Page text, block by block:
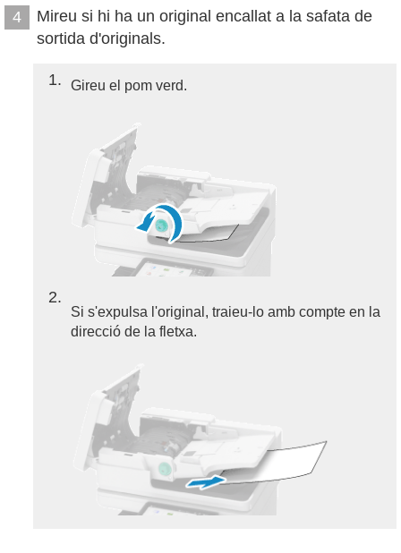
4
Mireu si hi ha un original encallat a la safata de
sortida d'originals.
1 Gireu el pom verd.
2
Si s'expulsa l'original, traieu-lo amb compte en la
direcció de la fletxa.